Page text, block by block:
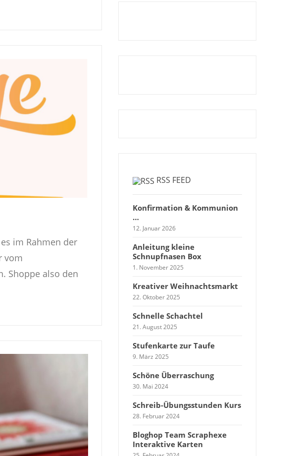
im Rahmen der
vom
Shoppe also den
RSS FEED
Konfirmation & Kommunion
…
12. Januar 2026
Anleitung kleine
Schnupfnasen Box
1. November 2025
Kreativer Weihnachtsmarkt
22. Oktober 2025
Schnelle Schachtel
21. August 2025
Stufenkarte zur Taufe
9. März 2025
Schöne Überraschung
30. Mai 2024
Schreib-Übungsstunden Kurs
28. Februar 2024
Bloghop Team Scraphexe
Interaktive Karten